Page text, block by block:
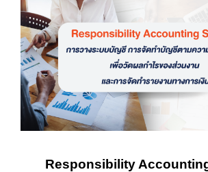
Responsibility